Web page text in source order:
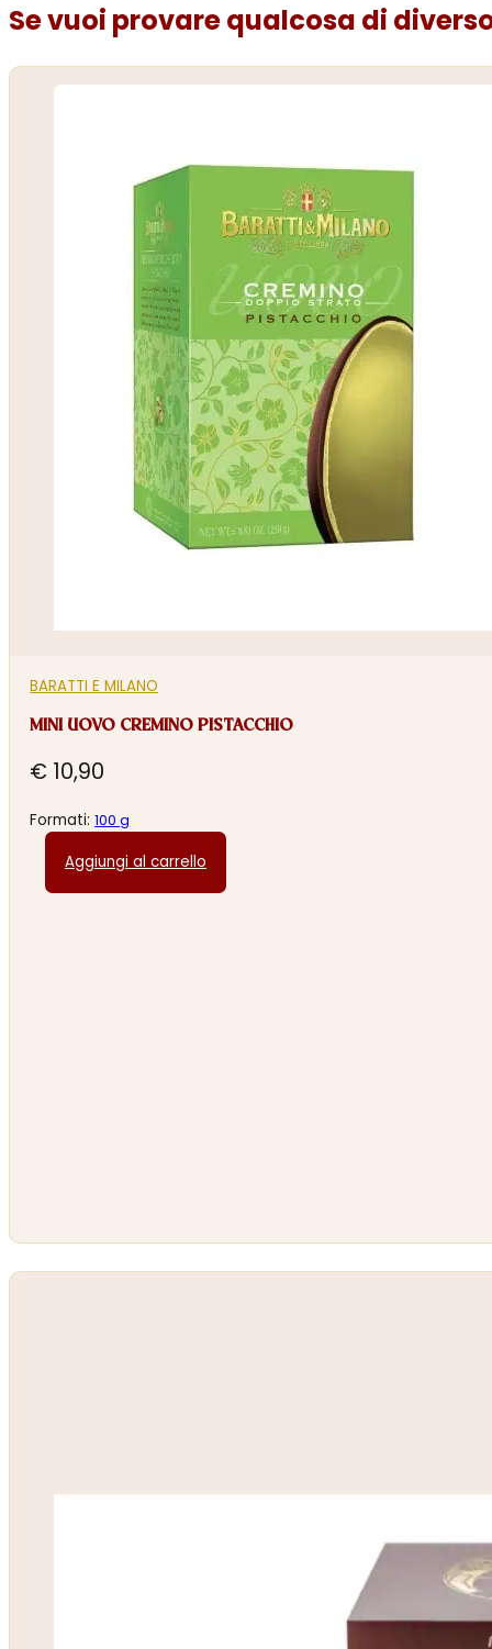
Se vuoi provare qualcosa di
BARATTI E MILANO
MINI UOVO CREMINO PISTACCHIO
€ 10,90
Formati:100 g
Aggiungi al carrello